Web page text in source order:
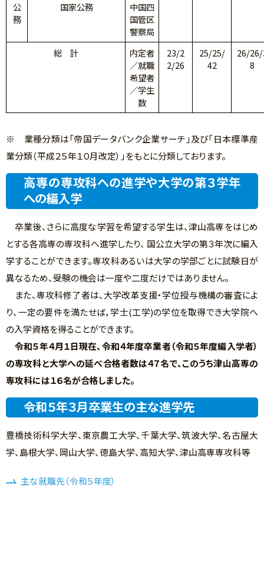
公
務
国家公務
中国四
国管区
警察局
総 計
内定者
／就職
希望者
／学生
数
23/2
2/26
25/25/
42
26/
8
※ 業種分類は「帝国データバンク企業サーチ」及び「日本標準産
業分類（平成２５年１０月改定）」をもとに分類しております。
高専の専攻科への進学や大学の第３学年
への編入学
卒業後、さらに高度な学習を希望する学生は、津山高専をはじめ
とする各高専の専攻科へ進学したり、 国公立大学の第３年次に編入
学することができます。専攻科あるいは大学の学部ごとに試験日が
異なるため、受験の機会は一度や二度だけではありません。
また、専攻科修了者は、大学改革支援・学位授与機構の審査によ
り、一定の要件を満たせば，学士(工学)の学位を取得でき大学院へ
の入学資格を得ることができます。
令和５年４月１日現在、令和４年度卒業者（令和５年度編入学者）
の専攻科と大学への延べ合格者数は４７名で、このうち津山高専の
専攻科には１６名が合格しました。
令和５年３月卒業生の主な進学先
豊橋技術科学大学、東京農工大学、千葉大学、筑波大学、名古屋大
学、島根大学、岡山大学、徳島大学、高知大学、津山高専専攻科等
主な就職先（令和５年度）